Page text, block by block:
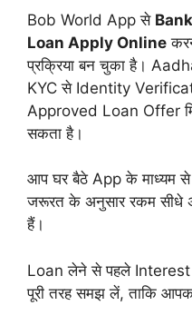
Bob World App से
Loan Apply Online
प्रक्रिया बन चुका है।
KYC से Identity
Approved Loan Offer
सकता है।
आप घर बैठे App के माध्यम
जरूरत के अनुसार रकम सीधे
हैं।
Loan लेने से पहले
पूरी तरह समझ लें, ताकि आपका